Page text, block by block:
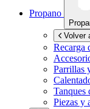
Propano
Volver
Recarga
Parrillas
Tanques
Piezas y